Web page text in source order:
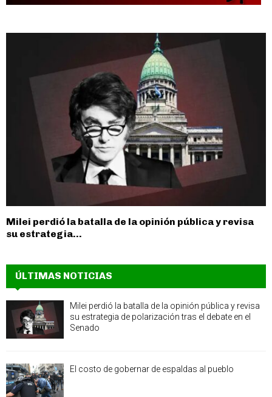
Milei perdió la batalla de la opinión pública y revisa
su estrategia...
ÚLTIMAS NOTICIAS
Milei perdió la batalla de la opinión pública y revisa
su estrategia de polarización tras el debate en el
Senado
El costo de gobernar de espaldas al pueblo